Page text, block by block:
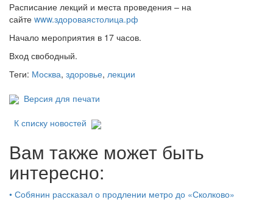
Расписание лекций и места проведения – на
сайте www.здороваястолица.рф
Начало мероприятия в 17 часов.
Вход свободный.
Теги: Москва, здоровье, лекции
Версия для печати
К списку новостей
Вам также может быть
интересно:
• Собянин рассказал о продлении метро до «Сколково»